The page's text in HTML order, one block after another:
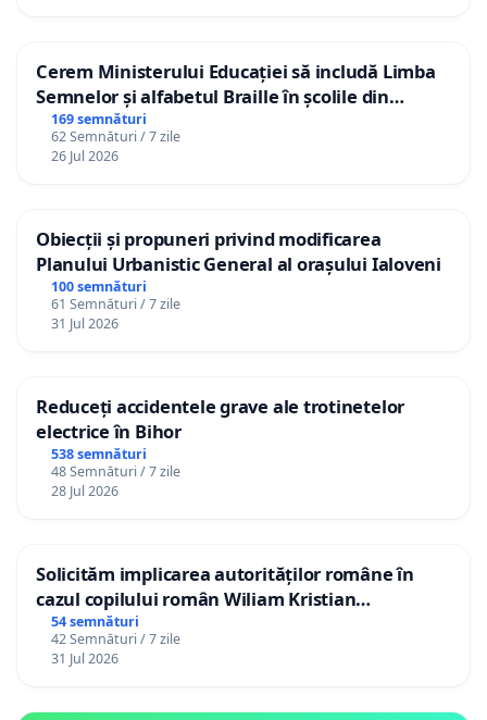
Cerem Ministerului Educației să includă Limba
Semnelor și alfabetul Braille în școlile din
Republica Moldova!
169 semnături
62 Semnături / 7 zile
26 Jul 2026
Obiecții și propuneri privind modificarea
Planului Urbanistic General al orașului Ialoveni
100 semnături
61 Semnături / 7 zile
31 Jul 2026
Reduceți accidentele grave ale trotinetelor
electrice în Bihor
538 semnături
48 Semnături / 7 zile
28 Jul 2026
Solicităm implicarea autorităților române în
cazul copilului român Wiliam Kristian
Gheorghe, aflat în plasament în Danemarca de
12 ani
54 semnături
42 Semnături / 7 zile
31 Jul 2026